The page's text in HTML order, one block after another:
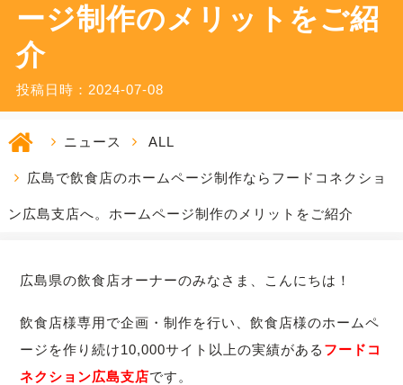
ージ制作のメリットをご紹
介
投稿日時：2024-07-08
ニュース ALL
広島で飲食店のホームページ制作ならフードコネクショ
ン広島支店へ。ホームページ制作のメリットをご紹介
広島県の飲食店オーナーのみなさま、こんにちは！
飲食店様専用で企画・制作を行い、飲食店様のホームペ
ージを作り続け10,000サイト以上の実績がある フードコ
ネクション広島支店です。